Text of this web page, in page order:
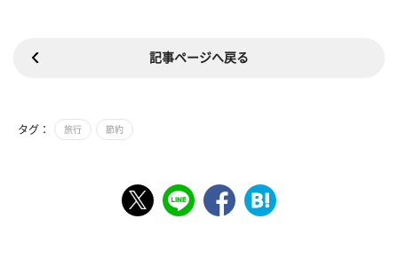
記事ページへ戻る
タグ： 旅行 節約